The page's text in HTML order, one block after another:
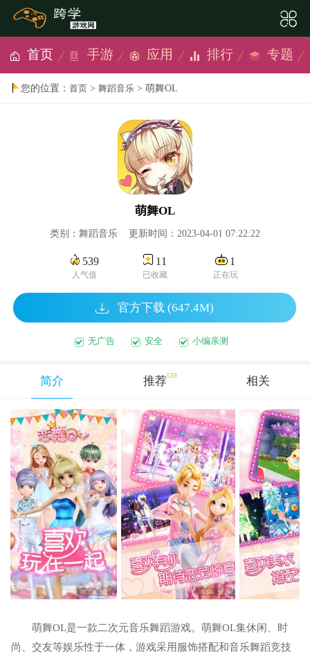
首页 手游 应用 排行 专题
您的位置：首页 >舞蹈音乐 > 萌舞OL
萌舞OL
类别：舞蹈音乐 更新时间：2023-04-01 07:22:22
539
人气值
11
已收藏
1
正在玩
官方下载 (647.4M)
无广告 安全 小编亲测
简介 推荐539 相关
萌舞OL是一款二次元音乐舞蹈游戏。萌舞OL集休闲、时
尚、交友等娱乐性于一体，游戏采用服饰搭配和音乐舞蹈竞技